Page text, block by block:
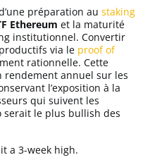
préparation au staking
Ethereum et la maturité
institutionnel. Convertir
via le proof of
rationnelle. Cette
annuel sur les
l’exposition à la
qui suivent les
serait le plus bullish des
a 3-week high.